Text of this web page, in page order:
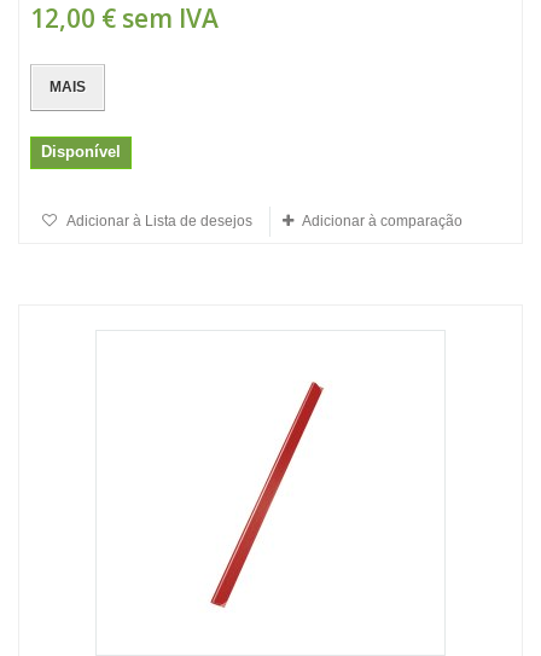
12,00 € sem IVA
MAIS
Disponível
Adicionar à Lista de desejos Adicionar à comparação